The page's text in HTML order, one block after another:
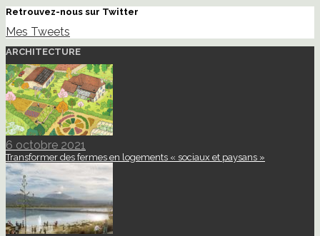
Retrouvez-nous sur Twitter
Mes Tweets
ARCHITECTURE
6 octobre 2021
Transformer des fermes en logements « sociaux et paysans »